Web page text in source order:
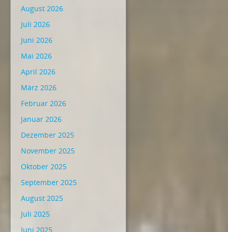
August 2026
Juli 2026
Juni 2026
Mai 2026
April 2026
März 2026
Februar 2026
Januar 2026
Dezember 2025
November 2025
Oktober 2025
September 2025
August 2025
Juli 2025
Juni 2025